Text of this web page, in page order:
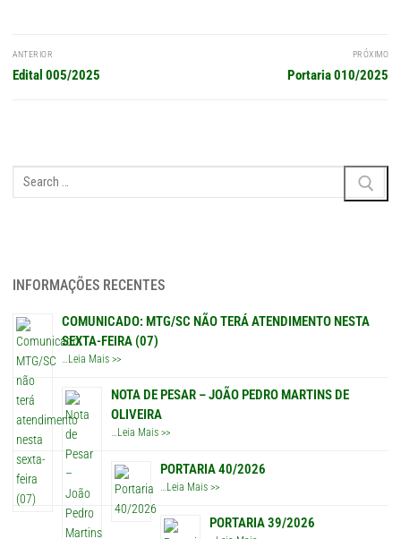
Navegação
de
ANTERIOR
Post
Edital 005/2025
PRÓXIMO
Próximo
Portaria 010/2025
Pesquisar
por:
INFORMAÇÕES RECENTES
COMUNICADO: MTG/SC NÃO TERÁ ATENDIMENTO NESTA
SEXTA-FEIRA (07)
…Leia Mais >>
NOTA DE PESAR – JOÃO PEDRO MARTINS DE
OLIVEIRA
…Leia Mais >>
PORTARIA 40/2026
Leia Mais >>
PORTARIA 39/2026